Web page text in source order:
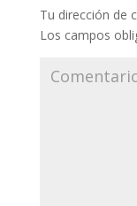
Tu dirección de
Los campos